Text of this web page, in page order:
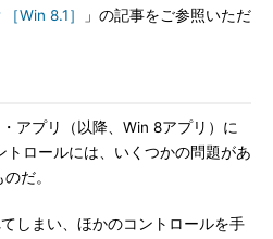
Win 8.1］
」の記事をご参照いただ
アプリ（以降、Win 8アプリ）に
トロールには、いくつかの問題があ
だ。
しまい、ほかのコントロールを手